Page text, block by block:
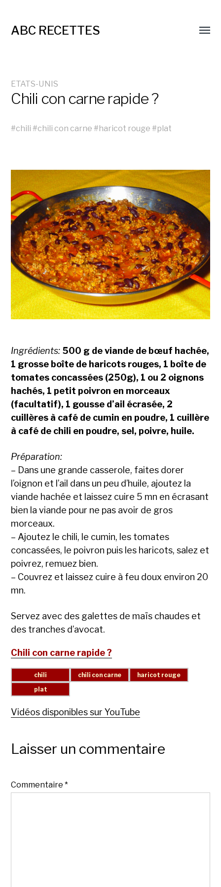
ABC RECETTES
ETATS-UNIS
Chili con carne rapide ?
#chili #chili con carne #haricot rouge #plat
Ingrédients: 500 g de viande de bœuf hachée,
1 grosse boîte de haricots rouges, 1 boîte de
tomates concassées (250g), 1 ou 2 oignons
hachés, 1 petit poivron en morceaux
(facultatif), 1 gousse d’ail écrasée, 2
cuillères à café de cumin en poudre, 1 cuillère
à café de chili en poudre, sel, poivre, huile.
Préparation:
– Dans une grande casserole, faites dorer
l’oignon et l’ail dans un peu d’huile, ajoutez la
viande hachée et laissez cuire 5 mn en écrasant
bien la viande pour ne pas avoir de gros
morceaux.
– Ajoutez le chili, le cumin, les tomates
concassées, le poivron puis les haricots, salez et
poivrez, remuez bien.
– Couvrez et laissez cuire à feu doux environ 20
mn.
Servez avec des galettes de maïs chaudes et
des tranches d’avocat.
Chili con carne rapide ?
Vidéos disponibles sur YouTube
Laisser un commentaire
Commentaire*